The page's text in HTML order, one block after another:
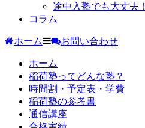
途中入塾でも大丈夫！
コラム
ホーム お問い合わせ
ホーム
稲荷塾ってどんな塾？
時間割・予定表・学費
稲荷塾の参考書
通信講座